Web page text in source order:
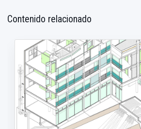
Contenido relacionado